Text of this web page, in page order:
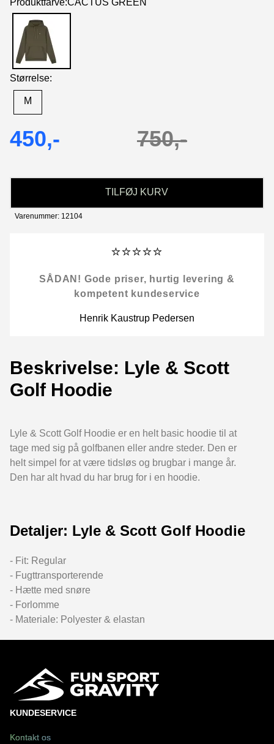
Produktfarve:CACTUS GREEN
Størrelse:
M
450,- 750,-
TILFØJ KURV
Varenummer: 12104
⭐⭐⭐⭐⭐
SÅDAN! Gode priser, hurtig levering &
kompetent kundeservice
Henrik Kaustrup Pedersen
Beskrivelse: Lyle & Scott
Golf Hoodie
Lyle & Scott Golf Hoodie er en helt basic hoodie til at
tage med sig på golfbanen eller andre steder. Den er
helt simpel for at være tidsløs og brugbar i mange år.
Den har alt hvad du har brug for i en hoodie.
Detaljer: Lyle & Scott Golf Hoodie
- Fit: Regular
- Fugttransporterende
- Hætte med snøre
- Forlomme
- Materiale: Polyester & elastan
KUNDESERVICE
Kontakt os